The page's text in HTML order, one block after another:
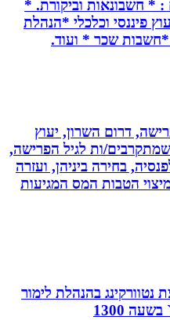
חשבונאות וביקורת. *
פיננסי וכלכלי *הנהלת
שכר * ועוד.
דרום השרון, יעוץ
ות לגיל הפרישה,
בחירה ביניהן, ועזרה
הטבות המס המגיעות
בהנהלת לימור
1300